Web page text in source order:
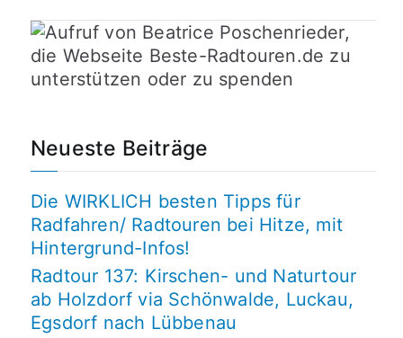
Neueste Beiträge
Die WIRKLICH besten Tipps für
Radfahren/ Radtouren bei Hitze, mit
Hintergrund-Infos!
Radtour 137: Kirschen- und Naturtour
ab Holzdorf via Schönwalde, Luckau,
Egsdorf nach Lübbenau